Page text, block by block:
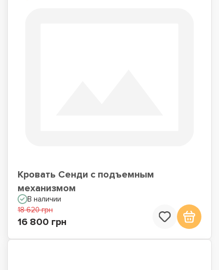
Кровать Сенди с подъемным
механизмом
В наличии
18 620 грн
16 800 грн